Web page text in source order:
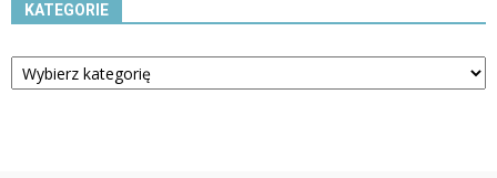
KATEGORIE
Kategorie